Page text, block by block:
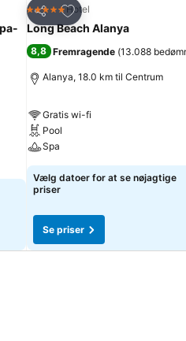
Del
Føj til favoritter
5 StjernerHotel
Long Beach Alanya
8,8 Fremragende (13.088
Alanya, 18.0 km til Centrum
Gratis wi-fi
Pool
Spa
Vælg datoer for at se nøjagtige
priser
Se priser